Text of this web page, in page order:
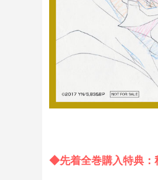
◆先着全巻購入特典：